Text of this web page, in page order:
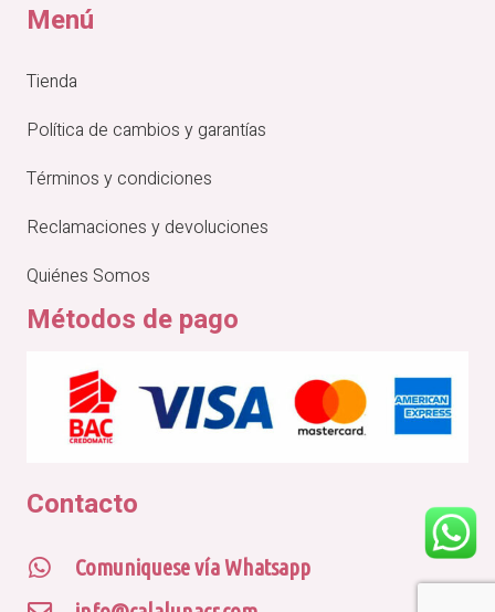
Menú
Tienda
Política de cambios y garantías
Términos y condiciones
Reclamaciones y devoluciones
Quiénes Somos
Métodos de pago
Contacto
Comuniquese vía Whatsapp